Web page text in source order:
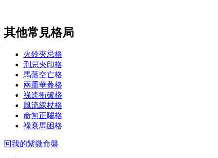
其他常見格局
火鈴夾忌格
刑忌夾印格
馬落空亡格
兩重華蓋格
祿逢衝破格
風流綵杖格
命無正曜格
祿衰馬困格
回我的紫微命盤